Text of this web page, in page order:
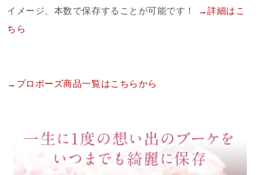
イメージ、本数で保存することが可能です！
→詳細はこ
ちら
→プロポーズ商品一覧はこちらから